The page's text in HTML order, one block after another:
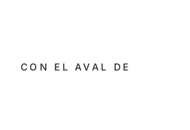
CON EL AVAL DE